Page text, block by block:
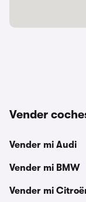
Vender
Vender mi Audi
Vender mi BMW
Vender mi